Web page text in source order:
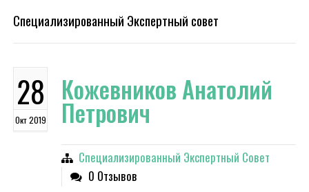
Специализированный Экспертный совет
28
Окт 2019
Кожевников Анатолий
Петрович
Специализированный Экспертный Совет
0 Отзывов